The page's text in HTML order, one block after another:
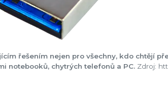
řešením nejen pro všechny, kdo chtějí
notebooků, chytrých telefonů a PC. Zdroj: